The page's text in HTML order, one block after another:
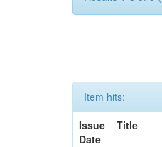
Item hits:
Issue
Date
Title